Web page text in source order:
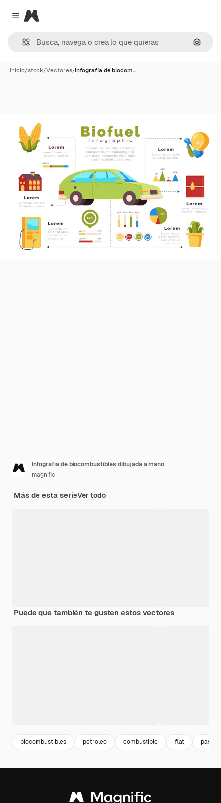
Close menu
Magnific
Inicio/stock/Vectores/Infografía de biocom…
Infografía de biocombustibles dibujada a mano
magnific
Más de esta serieVer todo
Puede que también te gusten estos vectores
biocombustibles petroleo combustible flat pasos